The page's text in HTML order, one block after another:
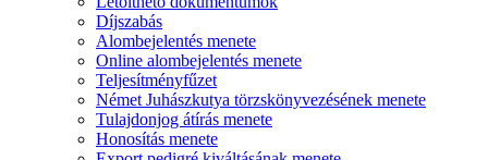
Díjszabás
Alombejelentés menete
Online alombejelentés menete
Teljesítményfűzet
Német Juhászkutya törzskönyvezésének menete
Tulajdonjog átírás menete
Honosítás menete